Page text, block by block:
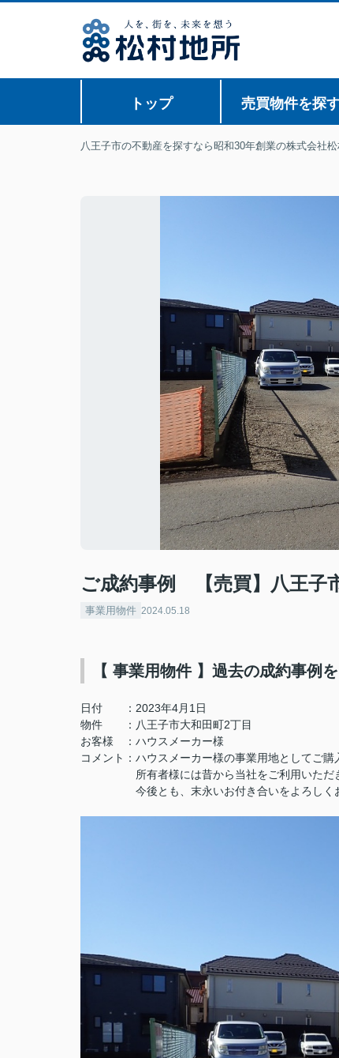
トップ 売買物件を探
八王子市の不動産を探すなら昭和30年創業の株式会社
ご成約事例 【売買】八王子
事業用物件 2024.05.18
【 事業用物件 】過去の成約事例
日付 ：2023年4月1日
物件 ：八王子市大和田町2丁目
お客様 ：ハウスメーカー様
コメント：ハウスメーカー様の事業用地としてご購
所有者様には昔から当社をご利用いただき
今後とも、末永いお付き合いをよろしくお